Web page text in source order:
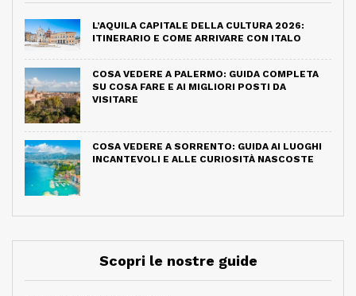
L’AQUILA CAPITALE DELLA CULTURA 2026:
ITINERARIO E COME ARRIVARE CON ITALO
COSA VEDERE A PALERMO: GUIDA COMPLETA
SU COSA FARE E AI MIGLIORI POSTI DA
VISITARE
COSA VEDERE A SORRENTO: GUIDA AI LUOGHI
INCANTEVOLI E ALLE CURIOSITÀ NASCOSTE
Scopri le nostre guide